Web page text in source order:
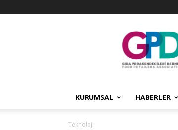
GPD
KURUMSAL HABERLER
Teknoloji